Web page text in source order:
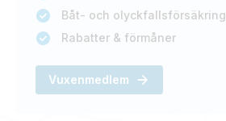
Båt- och olyckfallsförsäkring
Rabatter & förmåner
Vuxenmedlem